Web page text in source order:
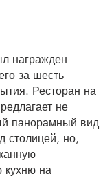
награжден
за шесть
Ресторан на
не
панорамный вид
столицей, но,
кухню на